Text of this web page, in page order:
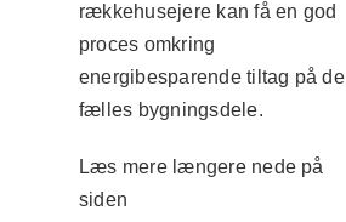
rækkehusejere kan få en god
proces omkring
energibesparende tiltag på de
fælles bygningsdele.
Læs mere længere nede på
siden